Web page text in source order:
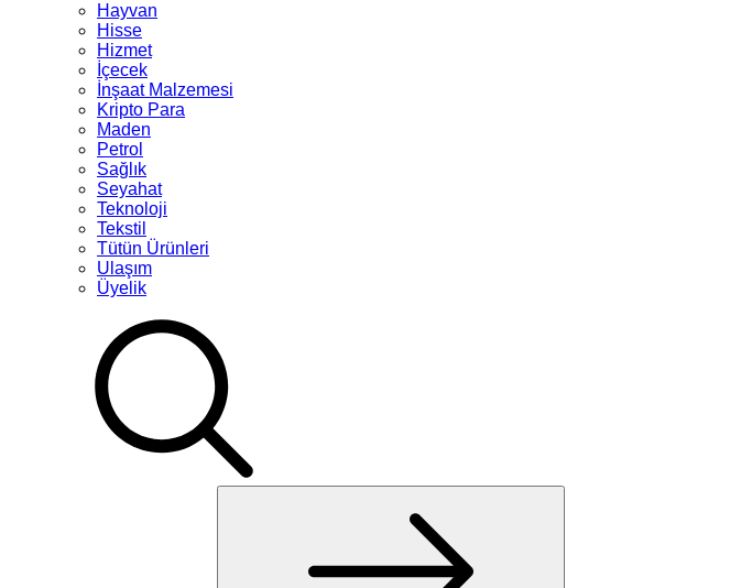
Hayvan
Hisse
Hizmet
İçecek
İnşaat Malzemesi
Kripto Para
Maden
Petrol
Sağlık
Seyahat
Teknoloji
Tekstil
Tütün Ürünleri
Ulaşım
Üyelik